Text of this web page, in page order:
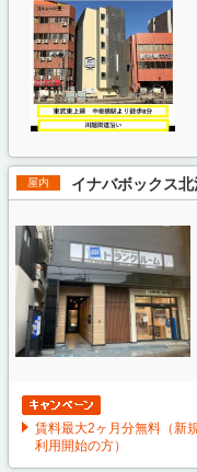
屋内 イナバボックス
賃料最大2ヶ月分無料（新
利用開始の方）